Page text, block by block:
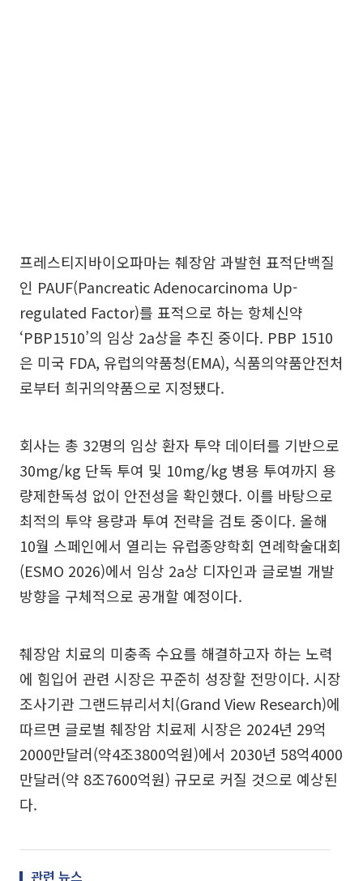
프레스티지바이오파마는 췌장암 과발현 표적단백질
인 PAUF(Pancreatic Adenocarcinoma Up-
regulated Factor)를 표적으로 하는 항체신약
‘PBP1510’의 임상 2a상을 추진 중이다. PBP 1510
은 미국 FDA, 유럽의약품청(EMA), 식품의약품안전처
로부터 희귀의약품으로 지정됐다.
회사는 총 32명의 임상 환자 투약 데이터를 기반으로
30mg/kg 단독 투여 및 10mg/kg 병용 투여까지 용
량제한독성 없이 안전성을 확인했다. 이를 바탕으로
최적의 투약 용량과 투여 전략을 검토 중이다. 올해
10월 스페인에서 열리는 유럽종양학회 연례학술대회
(ESMO 2026)에서 임상 2a상 디자인과 글로벌 개발
방향을 구체적으로 공개할 예정이다.
췌장암 치료의 미충족 수요를 해결하고자 하는 노력
에 힘입어 관련 시장은 꾸준히 성장할 전망이다. 시장
조사기관 그랜드뷰리서치(Grand View Research)에
따르면 글로벌 췌장암 치료제 시장은 2024년 29억
2000만달러(약4조3800억원)에서 2030년 58억4000
만달러(약 8조7600억원) 규모로 커질 것으로 예상된
다.
관련 뉴스